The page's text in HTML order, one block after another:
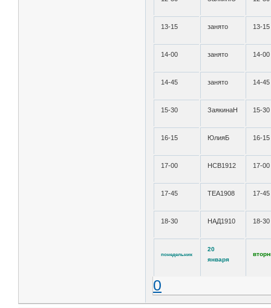
13-15 занято 13-15
14-00 занято 14-00
14-45 занято 14-45
15-30 ЗаякинаН 15-30
16-15 ЮлияБ 16-15
17-00 НСВ1912 17-00
17-45 ТЕА1908 17-45
18-30 НАД1910 18-30
понедельник
20
января
0